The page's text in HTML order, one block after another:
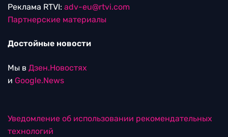
Реклама RTVI: adv-eu@rtvi.com
Партнерские материалы
Достойные новости
Мы в Дзен.Новостях
и Google.News
Уведомление об использовании рекомендательных
технологий